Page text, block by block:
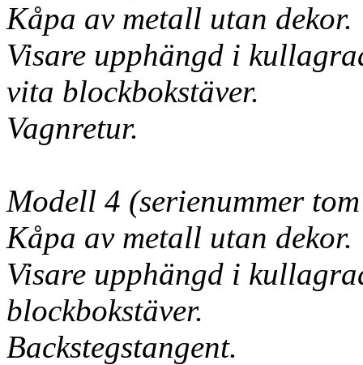
Kåpa av metall utan dekor.
Visare upphängd i
vita blockbokstäver.
Vagnretur.
Modell 4 (serienummer
Kåpa av metall utan dekor.
Visare upphängd i
blockbokstäver.
Backstegstangent.